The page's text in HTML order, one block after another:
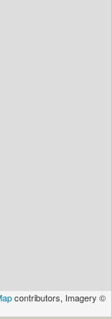
contributors, Imagery ©